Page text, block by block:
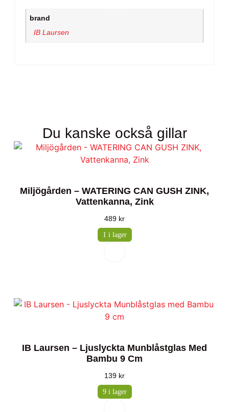
brand
IB Laursen
Du kanske också gillar
Miljögården – WATERING CAN GUSH ZINK,
Vattenkanna, Zink
489 kr
1 i lager
IB Laursen – Ljuslyckta Munblåstglas Med
Bambu 9 Cm
139 kr
9 i lager